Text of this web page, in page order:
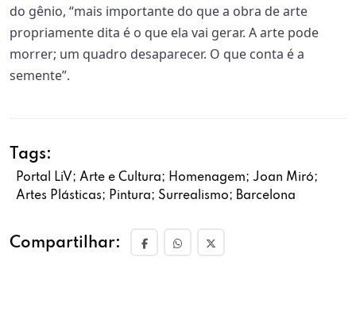
do gênio, “mais importante do que a obra de arte
propriamente dita é o que ela vai gerar. A arte pode
morrer; um quadro desaparecer. O que conta é a
semente”.
Tags:
Portal LiV; Arte e Cultura; Homenagem; Joan Miró;
Artes Plásticas; Pintura; Surrealismo; Barcelona
Compartilhar: